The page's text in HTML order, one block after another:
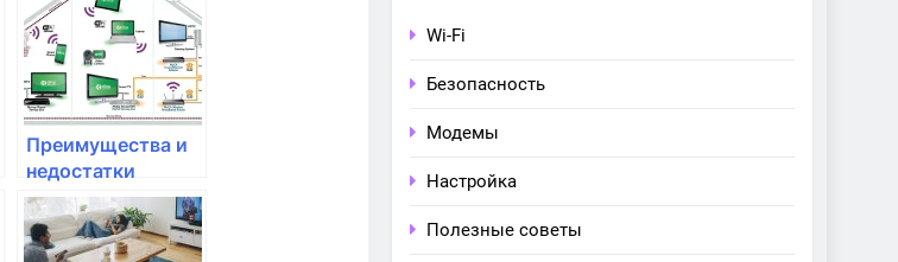
Преимущества и
недостатки
проводных и
беспроводных
модемов
Wi-Fi
Безопасность
Модемы
Настройка
Полезные советы